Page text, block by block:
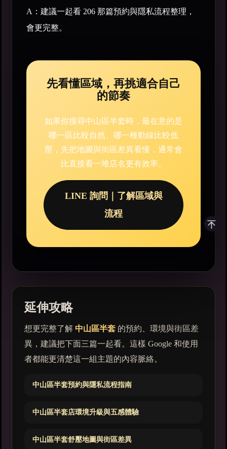
A：建議一起看 206 那篇預約與隱私流程整理，
會更完整。
先看懂區域，再挑適合自己
的節奏
如果你搜尋中山區半套時，最在意的是
哪一區比較自然、哪一種動線比較低
壓，先把地圖與街區差異看懂，通常會
比直接看一堆店名更有效率。
LINE 詢問｜了解區域與
流程
延伸攻略
想更完整了解 中山區半套 的預約、環境與街區差
異，建議把下面三篇一起看。這樣 Google 和使用
者都能更清楚這一組主題的內容脈絡。
中山區半套預約與隱私流程指南
中山區半套店環境升級與五感體驗
中山區半套舒壓地圖與街區差異